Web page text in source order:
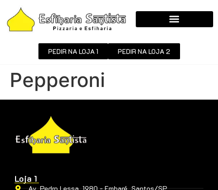
PEDIR NA LOJA 1 PEDIR NA LOJA 2
Pepperoni
Loja 1